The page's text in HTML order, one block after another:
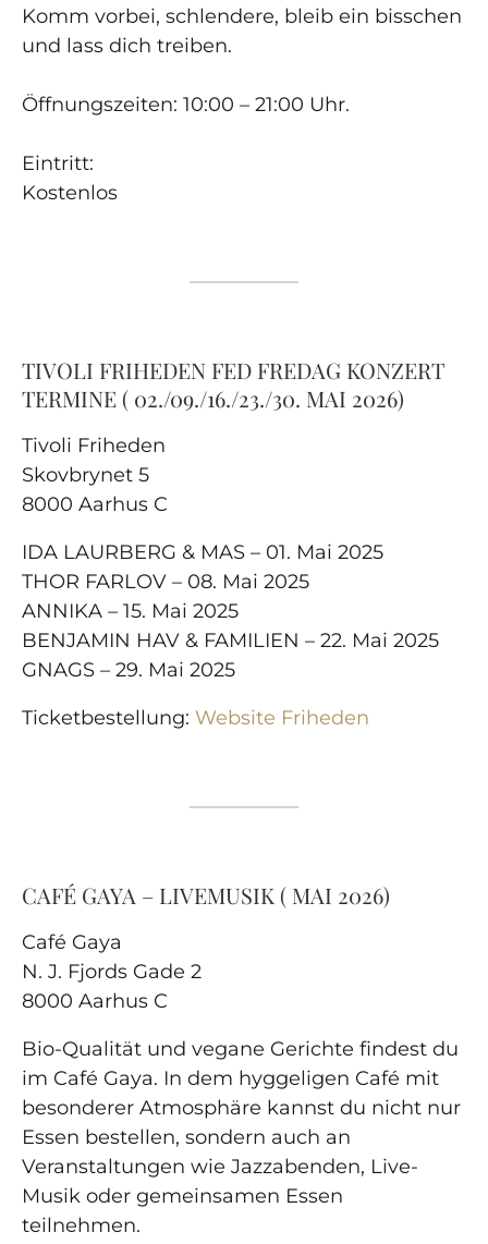
Komm vorbei, schlendere, bleib ein bisschen
und lass dich treiben.
Öffnungszeiten: 10:00 – 21:00 Uhr.
Eintritt:
Kostenlos
TIVOLI FRIHEDEN FED FREDAG KONZERT
TERMINE ( 02./09./16./23./30. MAI 2026)
Tivoli Friheden
Skovbrynet 5
8000 Aarhus C
IDA LAURBERG & MAS – 01. Mai 2025
THOR FARLOV – 08. Mai 2025
ANNIKA – 15. Mai 2025
BENJAMIN HAV & FAMILIEN – 22. Mai 2025
GNAGS – 29. Mai 2025
Ticketbestellung: Website Friheden
CAFÉ GAYA – LIVEMUSIK ( MAI 2026)
Café Gaya
N. J. Fjords Gade 2
8000 Aarhus C
Bio-Qualität und vegane Gerichte findest du
im Café Gaya. In dem hyggeligen Café mit
besonderer Atmosphäre kannst du nicht nur
Essen bestellen, sondern auch an
Veranstaltungen wie Jazzabenden, Live-
Musik oder gemeinsamen Essen
teilnehmen.